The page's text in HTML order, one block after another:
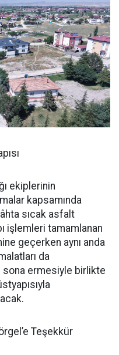
ekiplerinin
kapsamında
sıcak asfalt
işlemleri tamamlanan
geçerken aynı anda
da
sona ermesiyle birlikte
Teşekkür